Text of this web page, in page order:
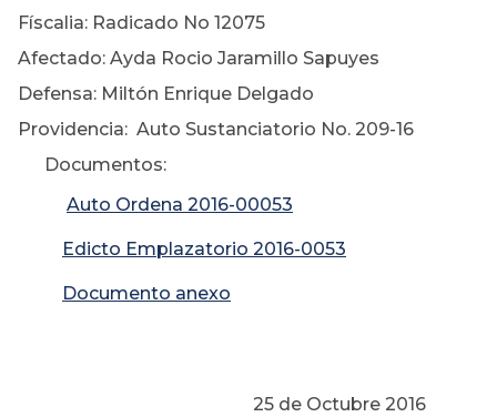
Físcalia: Radicado No 12075
Afectado: Ayda Rocio Jaramillo Sapuyes
Defensa: Miltón Enrique Delgado
Providencia: Auto Sustanciatorio No. 209-16
Documentos:
Auto Ordena 2016-00053
Edicto Emplazatorio 2016-0053
Documento anexo
25 de Octubre 2016